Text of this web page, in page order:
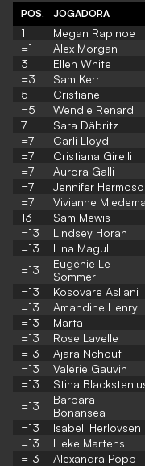
POS. JOGADORA
1 Megan Rapinoe
=1
Alex Morgan
3
Ellen White
=3
Sam Kerr
5
Cristiane
=5
Wendie Renard
7
Sara Däbritz
=7
Carli Lloyd
=7
Cristiana Girelli
=7
Aurora Galli
=7
Jennifer Hermoso
=7
Vivianne Miedema
13
Sam Mewis
=13
Lindsey Horan
=13
Lina Magull
=13
Eugénie Le
Sommer
=13
Kosovare Asllani
=13
Amandine Henry
=13
Marta
=13
Rose Lavelle
=13
Ajara Nchout
=13
Valérie Gauvin
=13
Stina
=13
Barbara
Bonansea
=13
Isabell Herlovsen
=13
Lieke Martens
=13
Alexandra Popp